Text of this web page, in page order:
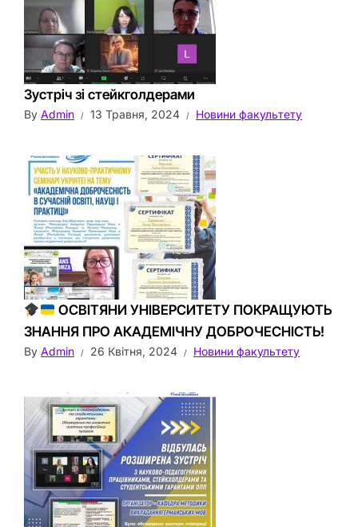
Зустріч зі стейкголдерами
By Admin 13 Травня, 2024 Новини факультету
ОСВІТЯНИ УНІВЕРСИТЕТУ ПОКРАЩУЮТЬ
ЗНАННЯ ПРО АКАДЕМІЧНУ ДОБРОЧЕСНІСТЬ!
By Admin 26 Квітня, 2024 Новини факультету